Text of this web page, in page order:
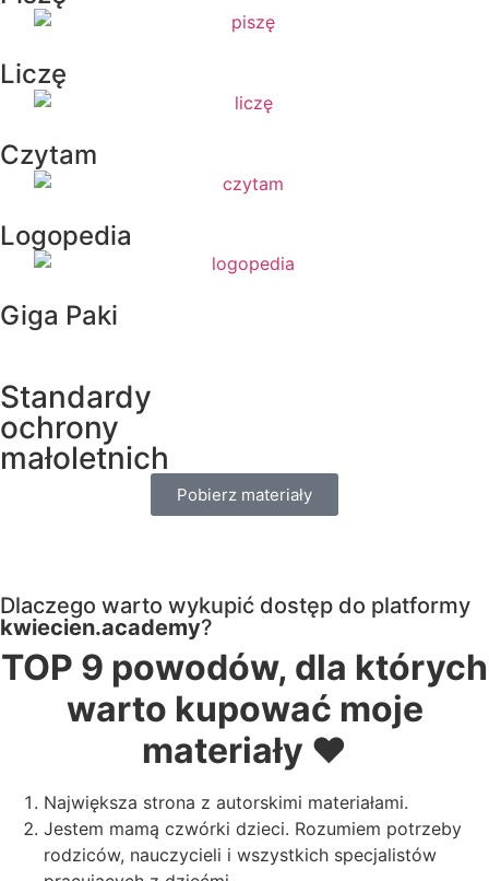
Liczę
Czytam
Logopedia
Giga Paki
Standardy
ochrony
małoletnich
Pobierz materiały
Dlaczego warto wykupić dostęp do platformy
kwiecien.academy?
TOP 9 powodów, dla których
warto kupować moje
materiały ❤️
Największa strona z autorskimi materiałami.
Jestem mamą czwórki dzieci. Rozumiem potrzeby
rodziców, nauczycieli i wszystkich specjalistów